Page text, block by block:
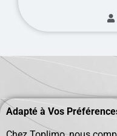
Adapté à Vos